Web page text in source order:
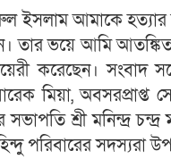
ইসলাম আমাকে হত্যার
তার ভয়ে আমি
করেছেন।
মিয়া,
শ্রী মনিন্দ্র চন্দ্র
পরিবারের সদস্যরা